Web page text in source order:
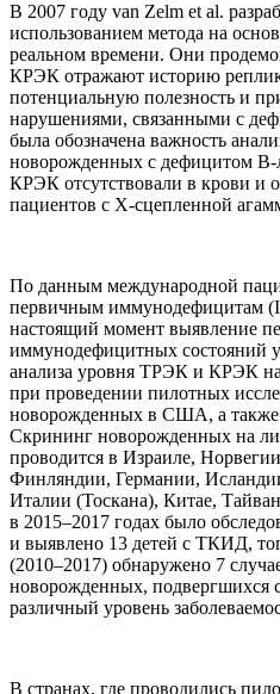
В 2007 году van Zelm et al.
использованием метода на
реальном времени. Они
КРЭК отражают историю
потенциальную полезность и
нарушениями, связанными с
была обозначена важность
новорожденных с дефицитом В-
КРЭК отсутствовали в крови и
пациентов с X-сцепленной
По данным международной
первичным иммунодефицитам
настоящий момент выявление
иммунодефицитных состояний
анализа уровня ТРЭК и КРЭК
при проведении пилотных
новорожденных в США, а также
Скрининг новорожденных на
проводится в Израиле,
Финляндии, Германии,
Италии (Тоскана), Китае,
в 2015–2017 годах было
и выявлено 13 детей с ТКИД,
(2010–2017) обнаружено 7
новорожденных, подвергшихся
различный уровень
В странах, где проводились